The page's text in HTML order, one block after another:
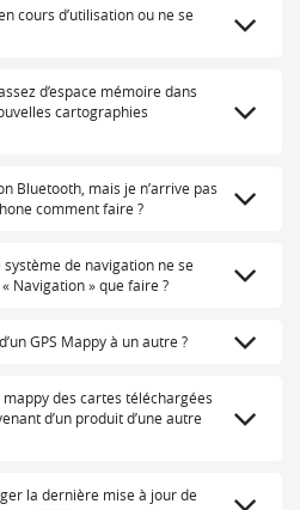
cours d’utilisation ou ne se
d’espace mémoire dans
cartographies
Bluetooth, mais je n’arrive pas
comment faire ?
de navigation ne se
Navigation » que faire ?
GPS Mappy à un autre ?
des cartes téléchargées
d’un produit d’une autre
la dernière mise à jour de